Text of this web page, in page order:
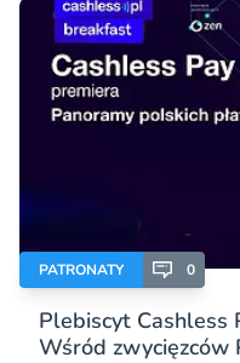
PATRONATY 0
Plebiscyt Cashless
Wśród zwycięzców